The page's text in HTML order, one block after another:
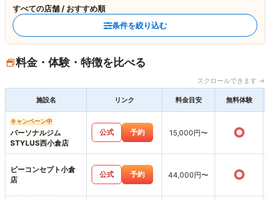
すべての店舗 / おすすめ順
条件を絞り込む
料金・体験・特徴を比べる
スクロールできます →
施設名 リンク 料金目安 無料体験
キャンペーン中
パーソナルジム
STYLUS西小倉店
公式 予約 15,000円〜 ○
ビーコンセプト小倉
店
公式 予約 44,000円〜 ○